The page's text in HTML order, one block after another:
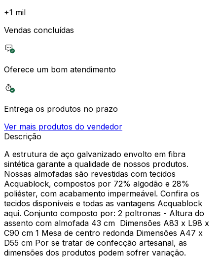
+1 mil
Vendas concluídas
Oferece um bom atendimento
Entrega os produtos no prazo
Ver mais produtos do vendedor
Descrição
A estrutura de aço galvanizado envolto em fibra
sintética garante a qualidade de nossos produtos.
Nossas almofadas são revestidas com tecidos
Acquablock, compostos por 72% algodão e 28%
poliéster, com acabamento impermeável. Confira os
tecidos disponíveis e todas as vantagens Acquablock
aqui. Conjunto composto por: 2 poltronas - Altura do
assento com almofada 43 cm Dimensões A83 x L98 x
C90 cm 1 Mesa de centro redonda Dimensões A47 x
D55 cm Por se tratar de confecção artesanal, as
dimensões dos produtos podem sofrer variação.